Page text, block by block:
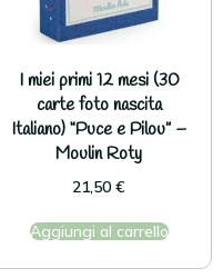
I miei primi 12 mesi (30
carte foto nascita
Italiano) “Puce e Pilou” –
Moulin Roty
21,50 €
Aggiungi al carrello